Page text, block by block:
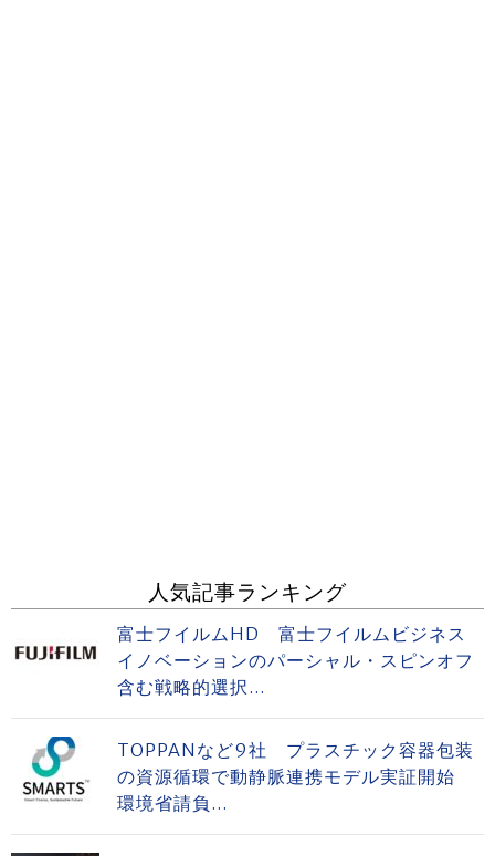
人気記事ランキング
富士フイルムHD 富士フイルムビジネス
イノベーションのパーシャル・スピンオフ
含む戦略的選択...
TOPPANなど9社 プラスチック容器包装
の資源循環で動静脈連携モデル実証開始
環境省請負...